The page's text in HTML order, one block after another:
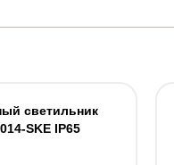
светильник
SKE IP65